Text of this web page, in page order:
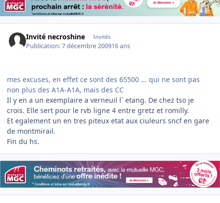
Invité necroshine Invités
Publication:7 décembre 200916 ans
mes excuses, en effet ce sont des 65500 ... qui ne sont pas
non plus des A1A-A1A, mais des CC
Il y en a un exemplaire a verneuil l` etang. De chez tso je
crois. Elle sert pour le rvb ligne 4 entre gretz et romilly.
Et egalement un en tres piteux etat aux ciuleurs sncf en gare
de montmirail.
Fin du hs.